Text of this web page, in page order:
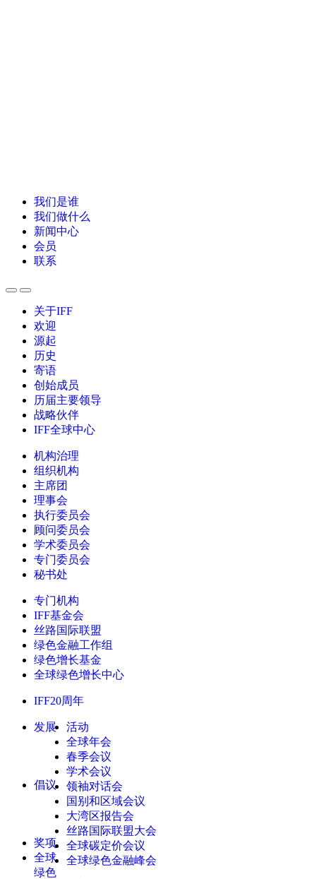
我们是谁
我们做什么
新闻中心
会员
联系
关于IFF
欢迎
源起
历史
寄语
创始成员
历届主要领导
战略伙伴
IFF全球中心
机构治理
组织机构
主席团
理事会
执行委员会
顾问委员会
学术委员会
专门委员会
秘书处
专门机构
IFF基金会
丝路国际联盟
绿色金融工作组
绿色增长基金
全球绿色增长中心
IFF20周年
发展
倡议
奖项
全球
绿色
活动
全球年会
春季会议
学术会议
领袖对话会
国别和区域会议
大湾区报告会
丝路国际联盟大会
全球碳定价会议
全球绿色金融峰会